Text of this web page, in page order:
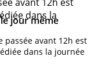
jour même
passée avant 12h est
dans la journée